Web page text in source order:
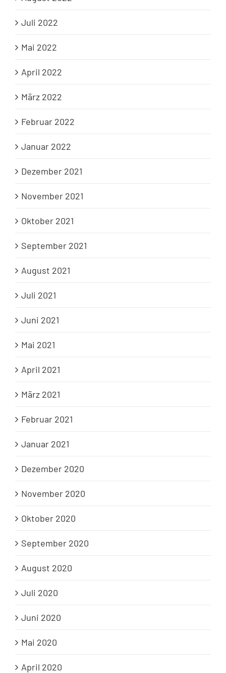
Juli 2022
Mai 2022
April 2022
März 2022
Februar 2022
Januar 2022
Dezember 2021
November 2021
Oktober 2021
September 2021
August 2021
Juli 2021
Juni 2021
Mai 2021
April 2021
März 2021
Februar 2021
Januar 2021
Dezember 2020
November 2020
Oktober 2020
September 2020
August 2020
Juli 2020
Juni 2020
Mai 2020
April 2020